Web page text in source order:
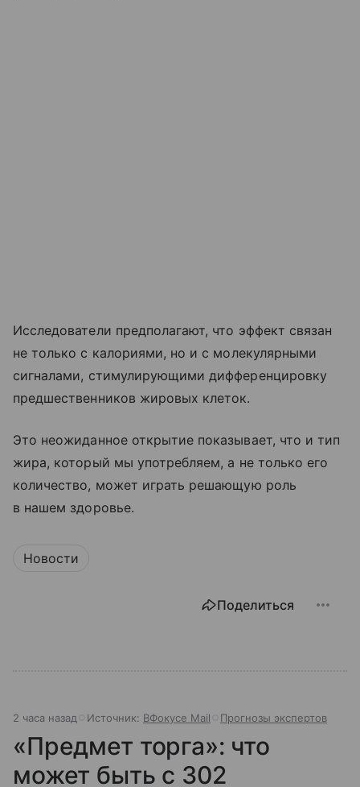
Исследователи предполагают, что эффект связан
не только с калориями, но и с молекулярными
сигналами, стимулирующими дифференцировку
предшественников жировых клеток.
Это неожиданное открытие показывает, что и тип
жира, который мы употребляем, а не только его
количество, может играть решающую роль
в нашем здоровье.
Новости
Поделиться
2 часа назад Источник: ВФокусе Mail Прогнозы экспертов
«Предмет торга»: что
может быть с 302